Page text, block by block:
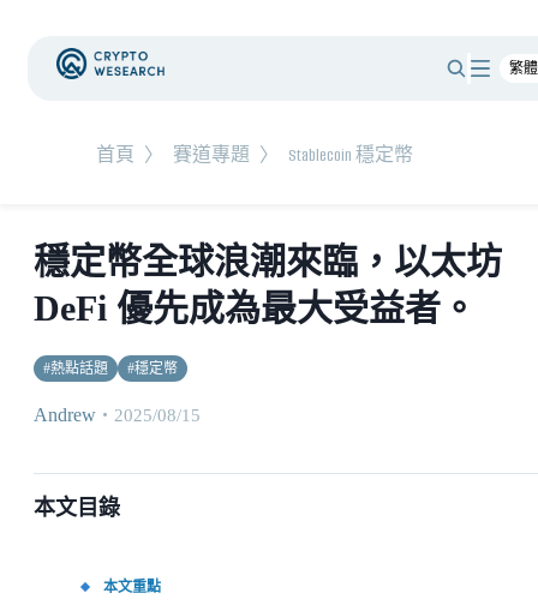
首頁 〉 賽道專題 〉 Stablecoin 穩定幣
穩定幣全球浪潮來臨，以太坊
DeFi 優先成為最大受益者。
#熱點話題 #穩定幣
Andrew ・ 2025/08/15
本文目錄
本文重點